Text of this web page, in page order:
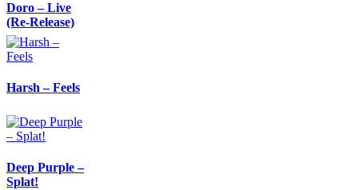
Doro – Live
(Re-Release)
Harsh – Feels
Deep Purple –
Splat!